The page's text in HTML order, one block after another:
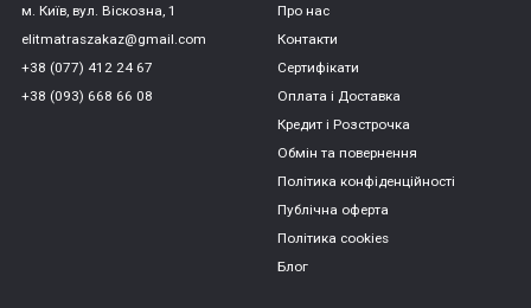
м. Київ, вул. Віскозна, 1
elitmatraszakaz@gmail.com
+38 (077) 412 24 67
+38 (093) 668 66 08
Про нас
Контакти
Сертифікати
Оплата і Доставка
Кредит і Розстрочка
Обмін та повернення
Політика конфіденційності
Публічна оферта
Політика cookies
Блог